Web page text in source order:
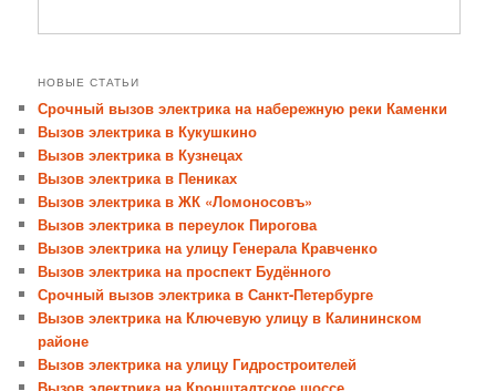
НОВЫЕ СТАТЬИ
Срочный вызов электрика на набережную реки Каменки
Вызов электрика в Кукушкино
Вызов электрика в Кузнецах
Вызов электрика в Пениках
Вызов электрика в ЖК «Ломоносовъ»
Вызов электрика в переулок Пирогова
Вызов электрика на улицу Генерала Кравченко
Вызов электрика на проспект Будённого
Срочный вызов электрика в Санкт-Петербурге
Вызов электрика на Ключевую улицу в Калининском
районе
Вызов электрика на улицу Гидростроителей